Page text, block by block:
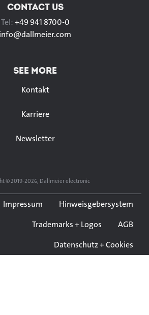
CONTACT US
Tel:+49 941 8700-0
info@dallmeier.com
SEE MORE
Kontakt
Karriere
Newsletter
© 2019-2026, Dallmeier electronic
Impressum
Hinweisgebersystem
Trademarks + Logos
AGB
Datenschutz + Cookies